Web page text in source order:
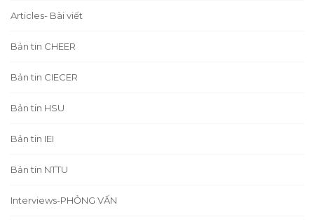
Articles- Bài viết
Bản tin CHEER
Bản tin CIECER
Bản tin HSU
Bản tin IEI
Bản tin NTTU
Interviews-PHỎNG VẤN